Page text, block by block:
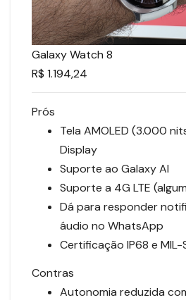
Galaxy Watch 8
R$ 1.194,24
Prós
Tela AMOLED (3.000
Display
Suporte ao Galaxy AI
Suporte a 4G LTE
Dá para responder
áudio no WhatsApp
Certificação IP68 e MIL-
Contras
Autonomia reduzida